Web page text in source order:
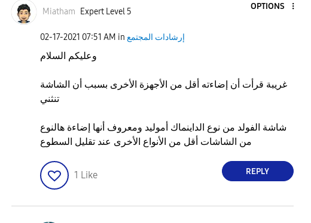
Miatham Expert Level 5
OPTIONS
‎02-17-2021 07:51 AM in إرشادات المجتمع
وعليكم السلام
غريبة قرأت أن إضاءته أقل من الأجهزة الأخرى بسبب أن الشاشة
تنثني
شاشة الفولد من نوع الداينماك أموليد ومعروف أنها إضاءة هالنوع
من الشاشات أقل من الأنواع الأخرى عند تقليل السطوع
1 Like REPLY